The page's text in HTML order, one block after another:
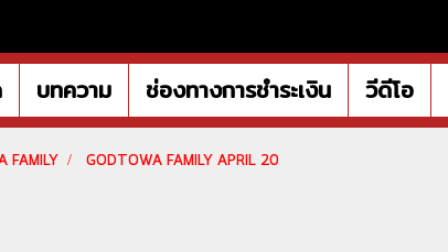
บทความ ช่องทางการชำระเงิน วีดีโอ
FAMILY GODTOWA FAMILY APRIL 20